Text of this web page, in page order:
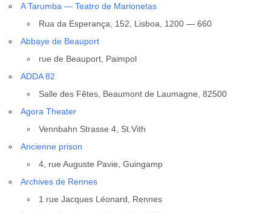
A Tarum­ba — Tea­tro de Mario­ne­tas
Rua da Espe­ran­ça, 152, Lis­boa, 1200 — 660
Abbaye de Beau­port
rue de Beau­port, Paim­pol
ADDA 82
Salle des Fêtes, Beau­mont de Lau­magne, 82500
Ago­ra Thea­ter
Venn­bahn Strasse 4, St.Vith
Ancienne pri­son
4, rue Auguste Pavie, Guin­gamp
Archives de Rennes
1 rue Jacques Léo­nard, Rennes